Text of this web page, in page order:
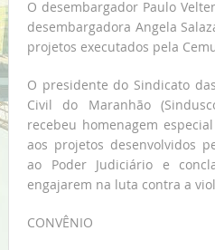
O desembargador Paulo
desembargadora Angela
projetos executados pela
O presidente do Sindicato
Civil do Maranhão
recebeu homenagem
aos projetos desenvolvidos
ao Poder Judiciário e
engajarem na luta contra a
CONVÊNIO